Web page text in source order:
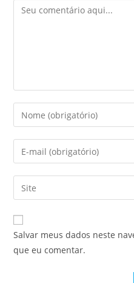
Comentário
Digite
seu
nome
ou
de
usuário
para
comentar
Digite
seu
endereço
de
mail
para
comentar
Digite
o
URL
do
site
Salvar meus dados neste
que eu comentar.